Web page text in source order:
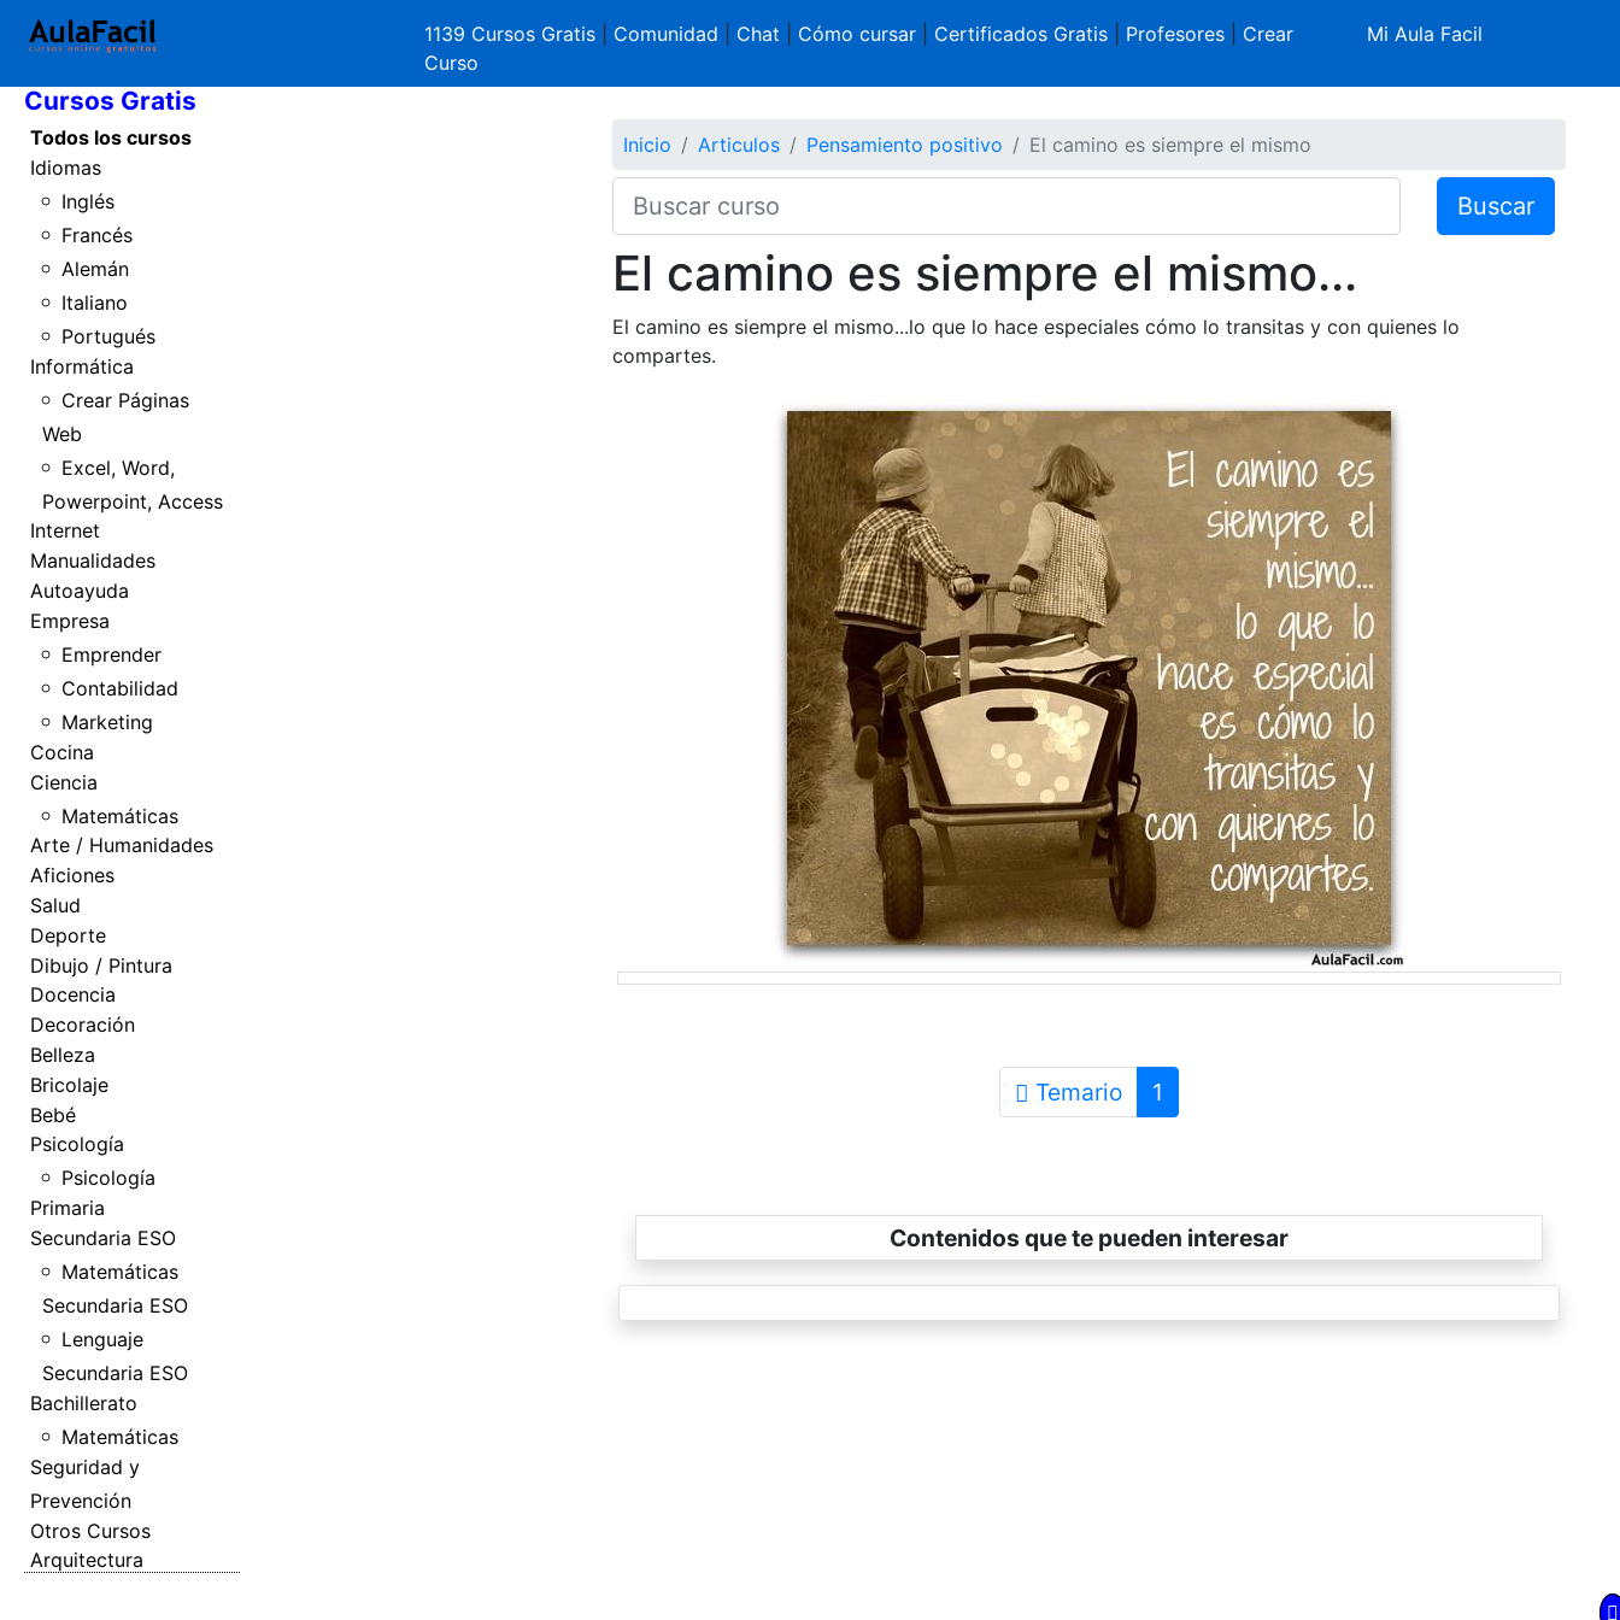
1139 Cursos Gratis Comunidad Chat Cómo cursar| Certificados Gratis| Profesores| Crear
Curso
Mi Aula Facil
Inicio
Cursos Gratis
Todos los cursos
Idiomas
Inglés
Francés
Alemán
Italiano
Portugués
Informática
Crear Páginas
Web
Excel, Word,
Powerpoint, Access
Internet
Manualidades
Autoayuda
Empresa
Emprender
Contabilidad
Marketing
Cocina
Ciencia
Matemáticas
Arte / Humanidades
Aficiones
Salud
Deporte
Dibujo / Pintura
Docencia
Decoración
Belleza
Bricolaje
Bebé
Psicología
Psicología
Primaria
Secundaria ESO
Matemáticas
Secundaria ESO
Lenguaje
Secundaria ESO
Bachillerato
Matemáticas
Seguridad y
Prevención
Otros Cursos
Arquitectura
Inicio Articulos Pensamiento positivo El camino es siempre el mismo
Buscar
El camino es siempre el mismo...
El camino es siempre el mismo...lo que lo hace especiales cómo lo transitas y con quienes lo
compartes.
Temario 1
Contenidos que te pueden interesar